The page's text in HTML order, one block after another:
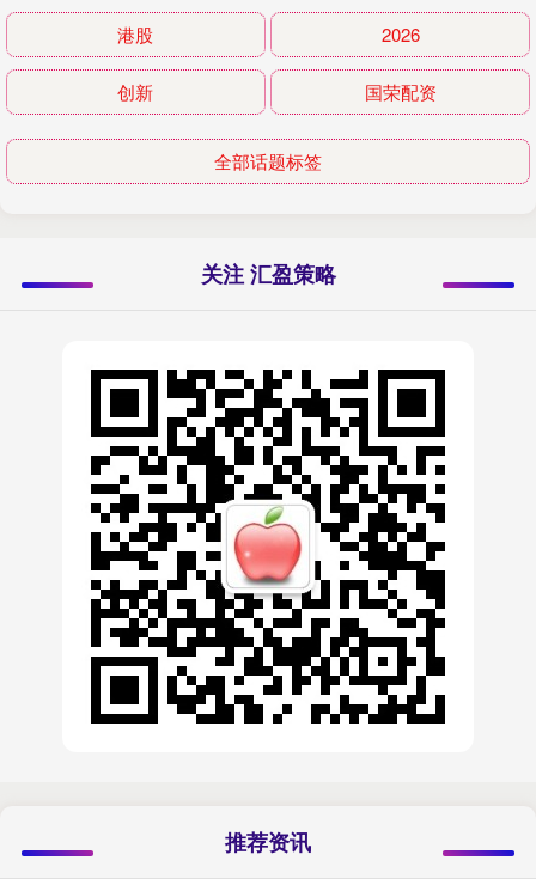
港股 2026
创新 国荣配资
全部话题标签
关注 汇盈策略
推荐资讯